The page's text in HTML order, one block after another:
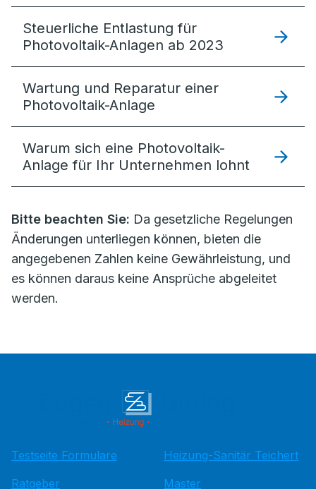
Steuerliche Entlastung für
Photovoltaik-Anlagen ab 2023
Wartung und Reparatur einer
Photovoltaik-Anlage
Warum sich eine Photovoltaik-
Anlage für Ihr Unternehmen lohnt
Bitte beachten Sie: Da gesetzliche Regelungen
Änderungen unterliegen können, bieten die
angegebenen Zahlen keine Gewährleistung, und
es können daraus keine Ansprüche abgeleitet
werden.
Testseite Formulare
Ratgeber
Heizung-Sanitär Teichert
Master